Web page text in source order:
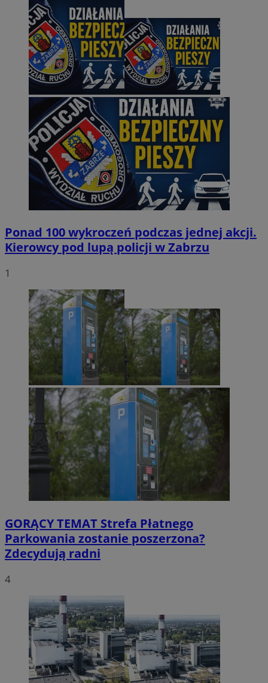
Ponad 100 wykroczeń podczas jednej akcji.
Kierowcy pod lupą policji w Zabrzu
1
GORĄCY TEMAT Strefa Płatnego
Parkowania zostanie poszerzona?
Zdecydują radni
4